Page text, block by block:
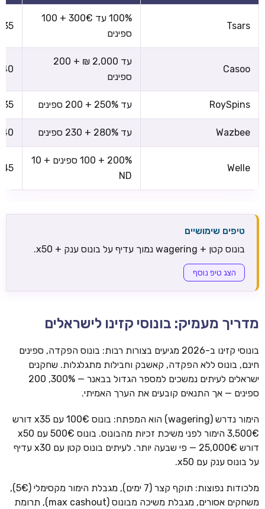
Tsars
100% עד 300€ + 100
ספינים
Casoo
עד 2,000 ₪ + 200
ספינים
RoySpins עד 250% + 200 ספינים
Wazbee עד 280% + 230 ספינים
Welle
200% + 100 ספינים + 10
ND
טיפים שימושיים
בונוס קטן + wagering נמוך עדיף על בונוס ענק + x50.
הצג טיפ נוסף
מדריך מעמיק: בונוסי קזינו לישראלים
בונוסי קזינו ב-2026 מגיעים בצורות רבות: בונוס הפקדה, ספינים
חינם, בונוס ללא הפקדה, קאשבק וחבילות מתגלגלות. שחקנים
ישראלים לעיתים נמשכים למספר הגדול בבאנר — 300%, 200
ספינים — אך התנאים קובעים את הערך האמיתי.
הימור נדרש (wagering) הוא המפתח: בונוס 100€ עם x35 דורש
3,500€ הימור לפני משיכת זכיות מהבונוס. בונוס 500€ עם x50
דורש 25,000€ — פי שבעה יותר. לעיתים בונוס קטן עם x30 עדיף
על בונוס ענק עם x50.
מלכודות נפוצות: תוקף קצר (7 ימים), מגבלת הימור מקסימלי (5€),
משחקים אסורים, מגבלת משיכה מבונוס (max cashout), תרומת